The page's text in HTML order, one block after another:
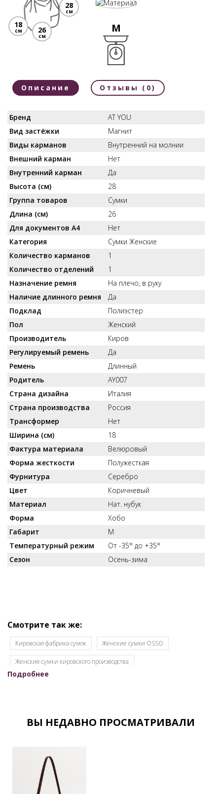
18
см
28
см
26
см
M
Описание Отзывы (0)
Бренд
AT YOU
Вид застёжки
Магнит
Виды карманов
Внутренний на молнии
Внешний карман
Нет
Внутренний карман
Да
Высота (см)
28
Группа товаров
Сумки
Длина (см)
26
Для документов А4
Нет
Категория
Сумки Женские
Количество карманов
1
Количество отделений
1
Назначение ремня
На плечо, в руку
Наличие длинного ремня
Да
Подклад
Полиэстер
Пол
Женский
Производитель
Киров
Регулируемый ремень
Да
Ремень
Длинный
Родитель
AY007
Страна дизайна
Италия
Страна производства
Россия
Трансформер
Нет
Ширина (см)
18
Фактура материала
Велюровый
Форма жесткости
Полужесткая
Фурнитура
Серебро
Цвет
Коричневый
Материал
Нат. нубук
Форма
Хобо
Габарит
M
Температурный режим
От -35° до +35°
Сезон
Осень-зима
Смотрите так же:
Кировская фабрика сумок Женские сумки OSSO
Женские сумки кировского производства
Женские сумки оптом для интернет-магазинов
Оптовый склад сумок в Москве
Кировские сумки
Подробнее
ВЫ НЕДАВНО ПРОСМАТРИВАЛИ